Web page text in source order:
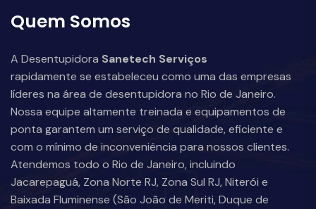
Quem Somos
A Desentupidora Sanetech Serviços
rapidamente se estabeleceu como uma das empresas
líderes na área de desentupidora no Rio de Janeiro.
Nossa equipe altamente treinada e equipamentos de
ponta garantem um serviço de qualidade, eficiente e
com o mínimo de inconveniência para nossos clientes.
Atendemos todo o Rio de Janeiro, incluindo
Jacarepaguá, Zona Norte RJ, Zona Sul RJ, Niterói e
Baixada Fluminense (São João de Meriti, Duque de